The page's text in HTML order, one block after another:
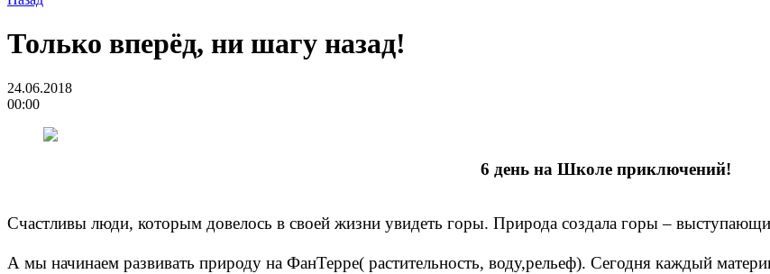
Только вперёд, ни шагу назад!
24.06.2018
00:00
6 день на Школе приключений!
Счастливы люди, которым довелось в своей жизни увидеть горы. Природа создала горы –
А мы начинаем развивать природу на ФанТерре( растительность, воду,рельеф). Сегодня каждый